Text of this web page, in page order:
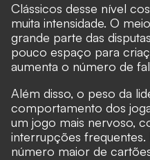
Clássicos desse nível
muita intensidade. O
grande parte das
pouco espaço para
aumenta o número de
Além disso, o peso da
comportamento dos
um jogo mais nervoso,
interrupções
número maior de